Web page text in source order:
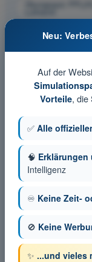
Übungsquiz
PDF-Prüfung
Luftrecht
Neu:
Auf der
Vorteile, die
✅ Alle
🧠 Erklärungen
Intelligenz
♾️ Keine Zeit-
🚫 Keine
✨ ...und vieles